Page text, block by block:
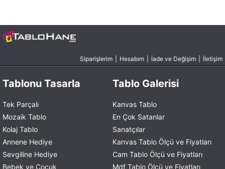
Siparişlerim Hesabım İade ve Değişim İletişim
Tablonu Tasarla
Tek Parçalı
Mozaik Tablo
Kolaj Tablo
Annene Hediye
Sevgiline Hediye
Bebek ve Çocuk
Tablo Galerisi
Kanvas Tablo
En Çok Satanlar
Sanatçılar
Kanvas Tablo Ölçü ve Fiyatları
Cam Tablo Ölçü ve Fiyatları
Mdf Tablo Ölçü ve Fiyatları